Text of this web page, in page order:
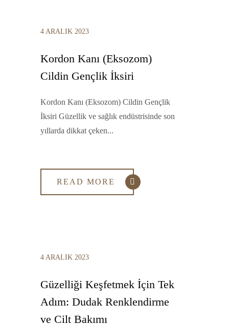
4 ARALIK 2023
Kordon Kanı (Eksozom)
Cildin Gençlik İksiri
Kordon Kanı (Eksozom) Cildin Gençlik
İksiri Güzellik ve sağlık endüstrisinde son
yıllarda dikkat çeken...
READ MORE
4 ARALIK 2023
Güzelliği Keşfetmek İçin Tek
Adım: Dudak Renklendirme
ve Cilt Bakımı